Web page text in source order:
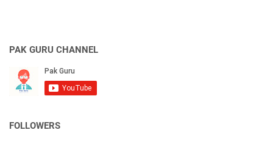
PAK GURU CHANNEL
FOLLOWERS